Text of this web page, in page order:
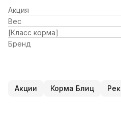
Акция
Вес
[Класс корма]
Бренд
Акции Корма Блиц